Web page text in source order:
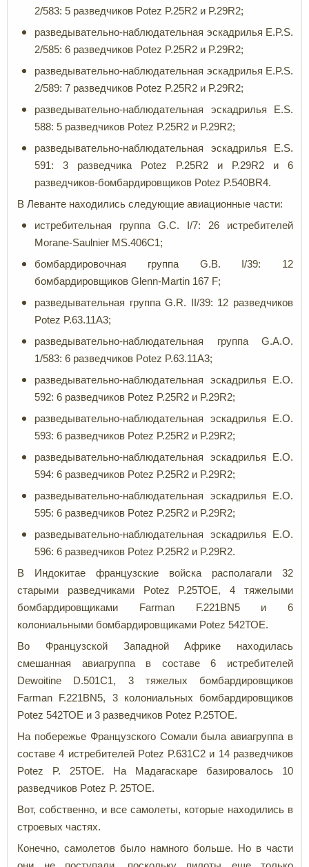
2/583: 5 разведчиков Potez P.25R2 и P.29R2;
разведывательно-наблюдательная эскадрилья E.P.S.
2/585: 6 разведчиков Potez P.25R2 и P.29R2;
разведывательно-наблюдательная эскадрилья E.P.S.
2/589: 7 разведчиков Potez P.25R2 и P.29R2;
разведывательно-наблюдательная эскадрилья E.S.
588: 5 разведчиков Potez P.25R2 и P.29R2;
разведывательно-наблюдательная эскадрилья E.S.
591: 3 разведчика Potez P.25R2 и P.29R2 и 6
разведчиков-бомбардировщиков Potez P.540BR4.
В Леванте находились следующие авиационные части:
истребительная группа G.C. I/7: 26 истребителей
Morane-Saulnier MS.406C1;
бомбардировочная группа G.B. I/39: 12
бомбардировщиков Glenn-Martin 167 F;
разведывательная группа G.R. II/39: 12 разведчиков
Potez P.63.11A3;
разведывательно-наблюдательная группа G.A.O.
1/583: 6 разведчиков Potez P.63.11A3;
разведывательно-наблюдательная эскадрилья E.O.
592: 6 разведчиков Potez P.25R2 и P.29R2;
разведывательно-наблюдательная эскадрилья E.O.
593: 6 разведчиков Potez P.25R2 и P.29R2;
разведывательно-наблюдательная эскадрилья E.O.
594: 6 разведчиков Potez P.25R2 и P.29R2;
разведывательно-наблюдательная эскадрилья E.O.
595: 6 разведчиков Potez P.25R2 и P.29R2;
разведывательно-наблюдательная эскадрилья E.O.
596: 6 разведчиков Potez P.25R2 и P.29R2.
В Индокитае французские войска располагали 32
старыми разведчиками Potez P.25ТОЕ, 4 тяжелыми
бомбардировщиками Farman F.221BN5 и 6
колониальными бомбардировщиками Potez 542ТОЕ.
Во Французской Западной Африке находилась
смешанная авиагруппа в составе 6 истребителей
Dewoitine D.501C1, 3 тяжелых бомбардировщиков
Farman F.221BN5, 3 колониальных бомбардировщиков
Potez 542ТОЕ и 3 разведчиков Potez P.25ТОЕ.
На побережье Французского Сомали была авиагруппа в
составе 4 истребителей Potez P.631C2 и 14 разведчиков
Potez P. 25ТОЕ. На Мадагаскаре базировалось 10
разведчиков Potez P. 25ТОЕ.
Вот, собственно, и все самолеты, которые находились в
строевых частях.
Конечно, самолетов было намного больше. Но в части